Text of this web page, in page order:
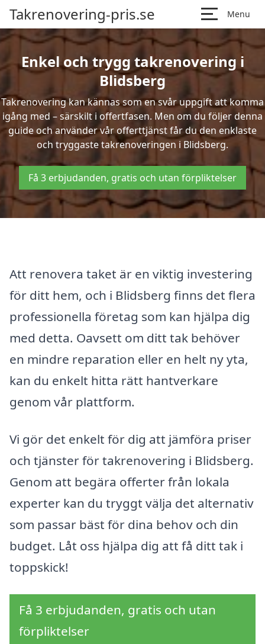
Takrenovering-pris.se Menu
Enkel och trygg takrenovering i
Blidsberg
Takrenovering kan kännas som en svår uppgift att komma
igång med – särskilt i offertfasen. Men om du följer denna
guide och använder vår offerttjänst får du den enklaste
och tryggaste takrenoveringen i Blidsberg.
Få 3 erbjudanden, gratis och utan förpliktelser
Att renovera taket är en viktig investering
för ditt hem, och i Blidsberg finns det flera
professionella företag som kan hjälpa dig
med detta. Oavsett om ditt tak behöver
en mindre reparation eller en helt ny yta,
kan du enkelt hitta rätt hantverkare
genom vår plattform.
Vi gör det enkelt för dig att jämföra priser
och tjänster för takrenovering i Blidsberg.
Genom att begära offerter från lokala
experter kan du tryggt välja det alternativ
som passar bäst för dina behov och din
budget. Låt oss hjälpa dig att få ditt tak i
toppskick!
Få 3 erbjudanden, gratis och utan
förpliktelser